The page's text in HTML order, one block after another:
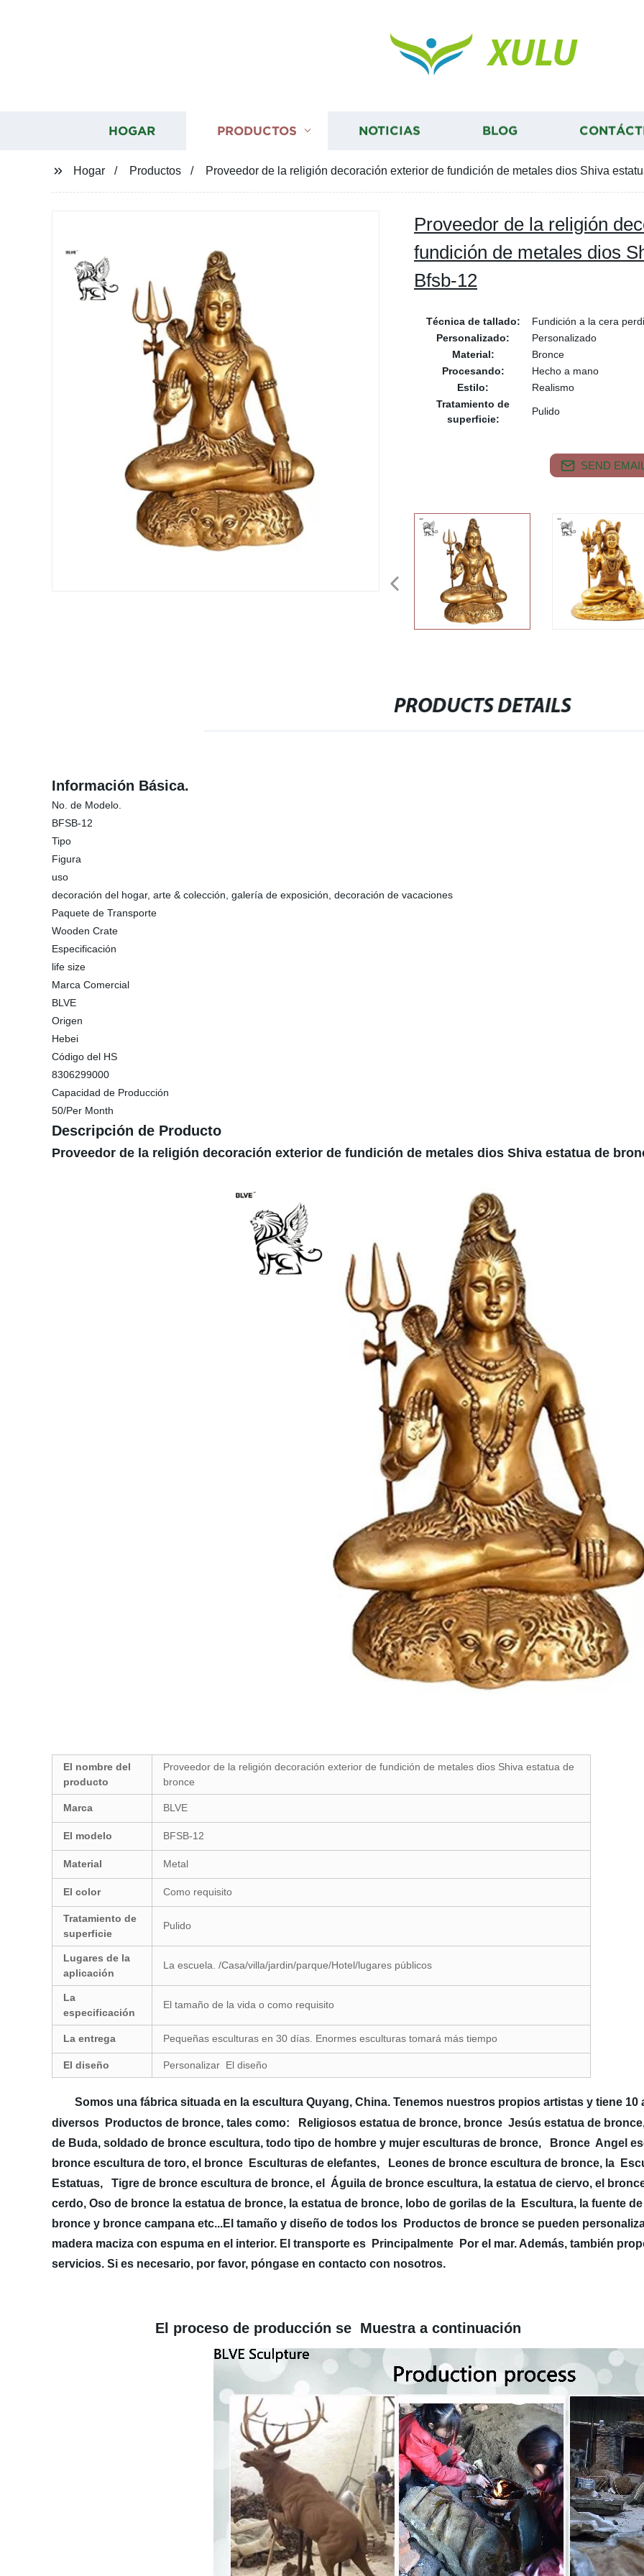
XULU
HOGAR PRODUCTOS NOTICIAS BLOG
Hogar Productos Proveedor de la religión decoración exterior de fundición de metales dios Shiva
Proveedor de la religión
fundición de metales dios
Bfsb-12
Técnica de tallado:
Fundición a la cera
Personalizado:
Personalizado
Material:
Bronce
Procesando:
Hecho a mano
Estilo:
Realismo
Tratamiento de
superficie:
Pulido
SEND
PRODUCTS DETAILS
Información Básica.
No. de Modelo.
BFSB-12
Tipo
Figura
uso
decoración del hogar, arte & colección, galería de exposición, decoración de vacaciones
Paquete de Transporte
Wooden Crate
Especificación
life size
Marca Comercial
BLVE
Origen
Hebei
Código del HS
8306299000
Capacidad de Producción
50/Per Month
Descripción de Producto
Proveedor de la religión decoración exterior de fundición de metales dios Shiva estatua de
El nombre del
producto
Proveedor de la religión decoración exterior de fundición de metales dios Shiva estatua de
bronce
Marca BLVE
El modelo BFSB-12
Material Metal
El color Como requisito
Tratamiento de
superficie
Pulido
Lugares de la
aplicación
La escuela. /Casa/villa/jardin/parque/Hotel/lugares públicos
La
especificación
El tamaño de la vida o como requisito
La entrega Pequeñas esculturas en 30 días. Enormes esculturas tomará más tiempo
El diseño Personalizar El diseño
Somos una fábrica situada en la escultura Quyang, China. Tenemos nuestros propios artistas y tiene
diversos Productos de bronce, tales como: Religiosos estatua de bronce, bronce Jesús estatua de
de Buda, soldado de bronce escultura, todo tipo de hombre y mujer esculturas de bronce, Bronce Angel
bronce escultura de toro, el bronce Esculturas de elefantes, Leones de bronce escultura de bronce, la
Estatuas, Tigre de bronce escultura de bronce, el Águila de bronce escultura, la estatua de ciervo, el
cerdo, Oso de bronce la estatua de bronce, la estatua de bronce, lobo de gorilas de la Escultura, la fuente
bronce y bronce campana etc...El tamaño y diseño de todos los Productos de bronce se pueden
madera maciza con espuma en el interior. El transporte es Principalmente Por el mar. Además, también
servicios. Si es necesario, por favor, póngase en contacto con nosotros.
El proceso de producción se Muestra a continuación